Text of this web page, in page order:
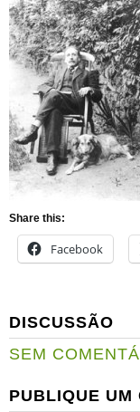
Share this:
Facebook
DISCUSSÃO
SEM
PUBLIQUE UM